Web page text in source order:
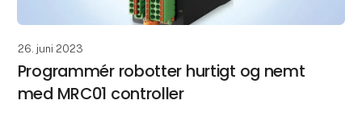
26. juni 2023
Programmér robotter hurtigt og nemt
med MRC01 controller